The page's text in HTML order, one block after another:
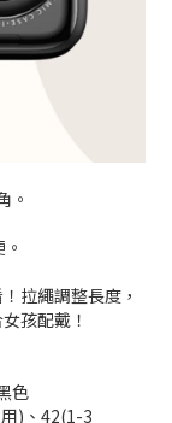
。
拉繩調整長度，
孩配戴！
色
)、42(1-3